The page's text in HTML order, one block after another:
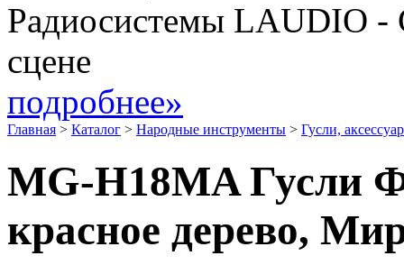
Радиосистемы LAUDIO -
сцене
подробнее»
Главная > Каталог > Народные инструменты > Гусли,
MG-H18MA Гусли
красное дерево,